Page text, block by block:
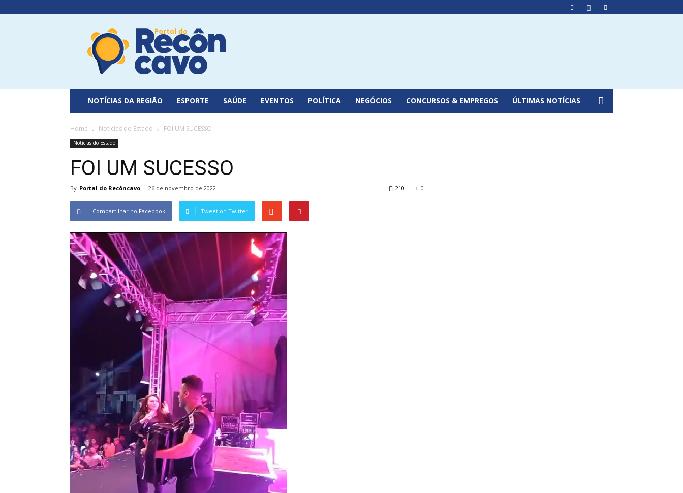
Portal
do
Recôncavo
NOTÍCIAS DA REGIÃO ESPORTE SAÚDE EVENTOS POLÍTICA NEGÓCIOS CONCURSOS & EMPREGOS ÚLTIMAS NOTÍCIAS
Home Notícias do Estado FOI UM SUCESSO
Notícias do Estado
FOI UM SUCESSO
By Portal do Recôncavo - 26 de novembro de 2022 0
210
Compartilhar no Facebook Tweet on Twitter